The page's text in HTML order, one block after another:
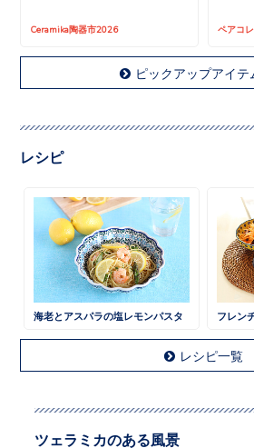
Ceramika陶器市2026 ペアコ
ピックアップアイテ
レシピ
海老とアスパラの塩レモンパスタ フレン
レシピ一覧
ツェラミカのある風景